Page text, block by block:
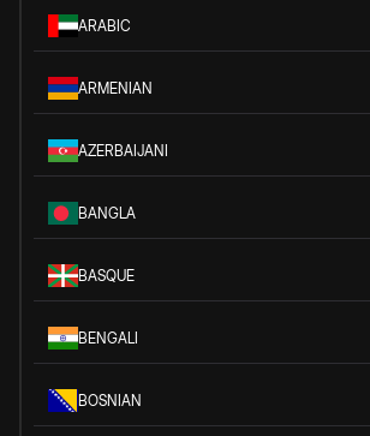
ARABIC
ARMENIAN
AZERBAIJANI
BANGLA
BASQUE
BENGALI
BOSNIAN